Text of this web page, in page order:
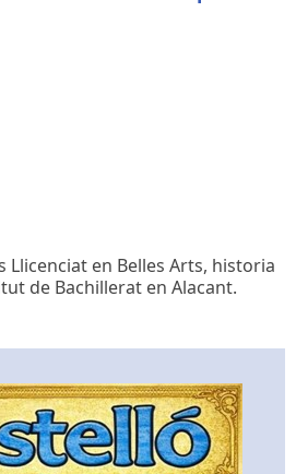
Llicenciat en Belles Arts, historia
de Bachillerat en Alacant.